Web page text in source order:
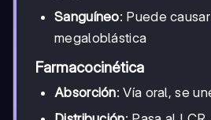
Sanguíneo: Puede
megaloblástica
Farmacocinética
Absorción: Vía oral, se